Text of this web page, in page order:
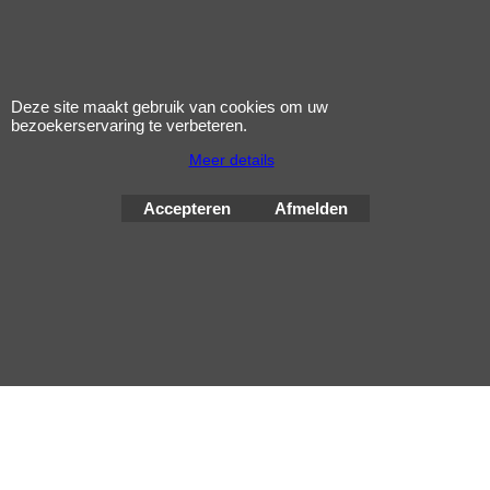
Nieuws
Deze site maakt gebruik van cookies om uw
bezoekerservaring te verbeteren.
Meer details
Accepteren Afmelden